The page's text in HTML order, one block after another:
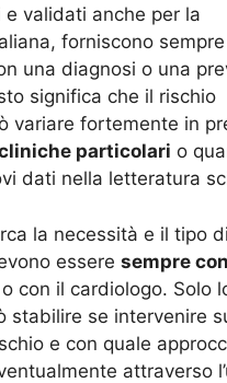
e validati anche per la
forniscono
una diagnosi o una
significa che il rischio
variare fortemente in
particolari o
dati nella letteratura
la necessità e il tipo di
essere sempre
o con il cardiologo. Solo
stabilire se intervenire
e con quale
attraverso